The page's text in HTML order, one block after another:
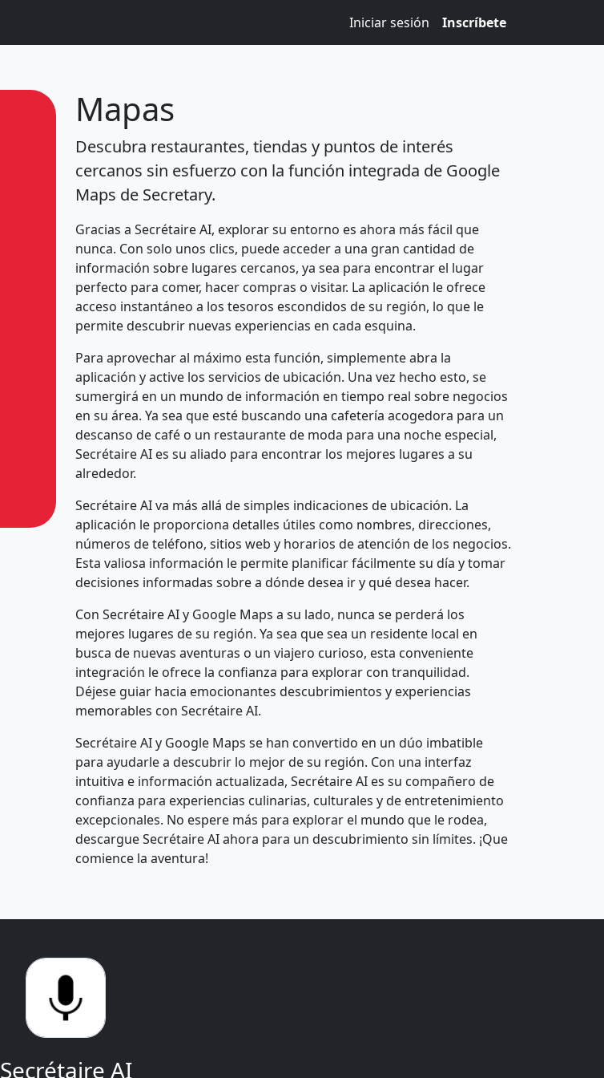
Iniciar sesión Inscríbete
Mapas
Descubra restaurantes, tiendas y puntos de interés
cercanos sin esfuerzo con la función integrada de Google
Maps de Secretary.
Gracias a Secrétaire AI, explorar su entorno es ahora más fácil que
nunca. Con solo unos clics, puede acceder a una gran cantidad de
información sobre lugares cercanos, ya sea para encontrar el lugar
perfecto para comer, hacer compras o visitar. La aplicación le ofrece
acceso instantáneo a los tesoros escondidos de su región, lo que le
permite descubrir nuevas experiencias en cada esquina.
Para aprovechar al máximo esta función, simplemente abra la
aplicación y active los servicios de ubicación. Una vez hecho esto, se
sumergirá en un mundo de información en tiempo real sobre negocios
en su área. Ya sea que esté buscando una cafetería acogedora para un
descanso de café o un restaurante de moda para una noche especial,
Secrétaire AI es su aliado para encontrar los mejores lugares a su
alrededor.
Secrétaire AI va más allá de simples indicaciones de ubicación. La
aplicación le proporciona detalles útiles como nombres, direcciones,
números de teléfono, sitios web y horarios de atención de los negocios.
Esta valiosa información le permite planificar fácilmente su día y tomar
decisiones informadas sobre a dónde desea ir y qué desea hacer.
Con Secrétaire AI y Google Maps a su lado, nunca se perderá los
mejores lugares de su región. Ya sea que sea un residente local en
busca de nuevas aventuras o un viajero curioso, esta conveniente
integración le ofrece la confianza para explorar con tranquilidad.
Déjese guiar hacia emocionantes descubrimientos y experiencias
memorables con Secrétaire AI.
Secrétaire AI y Google Maps se han convertido en un dúo imbatible
para ayudarle a descubrir lo mejor de su región. Con una interfaz
intuitiva e información actualizada, Secrétaire AI es su compañero de
confianza para experiencias culinarias, culturales y de entretenimiento
excepcionales. No espere más para explorar el mundo que le rodea,
descargue Secrétaire AI ahora para un descubrimiento sin límites. ¡Que
comience la aventura!
Secrétaire AI